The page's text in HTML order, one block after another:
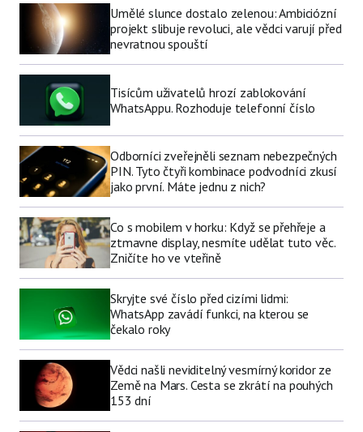
Umělé slunce dostalo zelenou: Ambiciózní
projekt slibuje revoluci, ale vědci varují před
nevratnou spouští
Tisícům uživatelů hrozí zablokování
WhatsAppu. Rozhoduje telefonní číslo
Odborníci zveřejněli seznam nebezpečných
PIN. Tyto čtyři kombinace podvodníci zkusí
jako první. Máte jednu z nich?
Co s mobilem v horku: Když se přehřeje a
ztmavne display, nesmíte udělat tuto věc.
Zničíte ho ve vteřině
Skryjte své číslo před cizími lidmi:
WhatsApp zavádí funkci, na kterou se
čekalo roky
Vědci našli neviditelný vesmírný koridor ze
Země na Mars. Cesta se zkrátí na pouhých
153 dní